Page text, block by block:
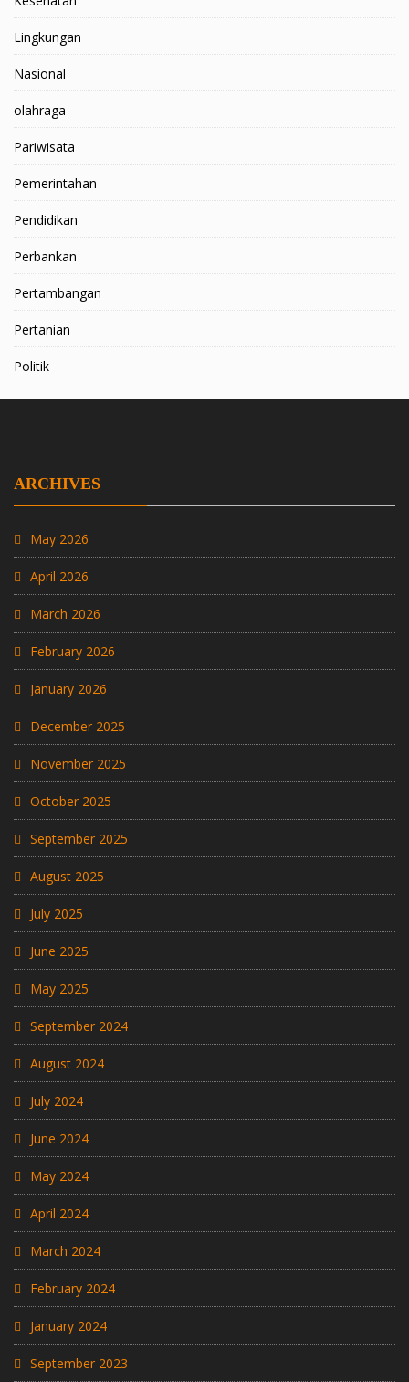
Lingkungan
Nasional
olahraga
Pariwisata
Pemerintahan
Pendidikan
Perbankan
Pertambangan
Pertanian
Politik
ARCHIVES
May 2026
April 2026
March 2026
February 2026
January 2026
December 2025
November 2025
October 2025
September 2025
August 2025
July 2025
June 2025
May 2025
September 2024
August 2024
July 2024
June 2024
May 2024
April 2024
March 2024
February 2024
January 2024
September 2023